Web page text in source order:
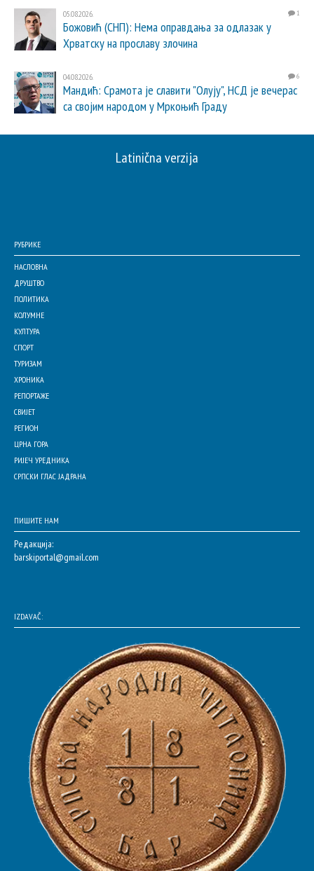
05.08.2026. 1
Божовић (СНП): Нема оправдања за одлазак у
Хрватску на прославу злочина
04.08.2026. 6
Мандић: Срамота је славити "Олују", НСД је вечерас
са својим народом у Мркоњић Граду
Latinična verzija
РУБРИКЕ
НАСЛОВНА
ДРУШТВО
ПОЛИТИКА
КОЛУМНЕ
КУЛТУРА
СПОРТ
ТУРИЗАМ
ХРОНИКА
РЕПОРТАЖЕ
СВИЈЕТ
РЕГИОН
ЦРНА ГОРА
РИЈЕЧ УРЕДНИКА
СРПСКИ ГЛАС ЈАДРАНА
ПИШИТЕ НАМ
Редакција:
barskiportal@gmail.com
IZDAVAČ: